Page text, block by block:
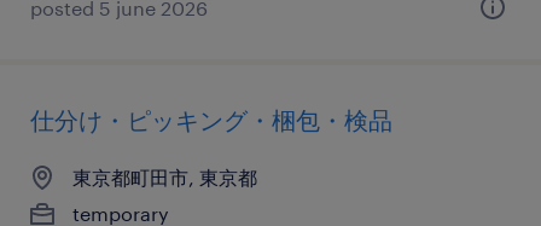
posted 5 june 2026
仕分け・ピッキング・梱包・検品
東京都町田市, 東京都
temporary